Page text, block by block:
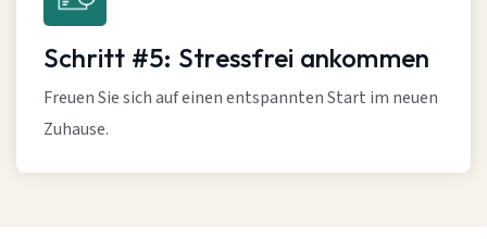
Schritt #5: Stressfrei ankommen
Freuen Sie sich auf einen entspannten Start im neuen
Zuhause.